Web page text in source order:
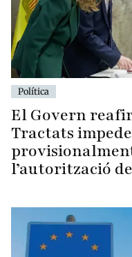
Política
El Govern
Tractats
l’autorització